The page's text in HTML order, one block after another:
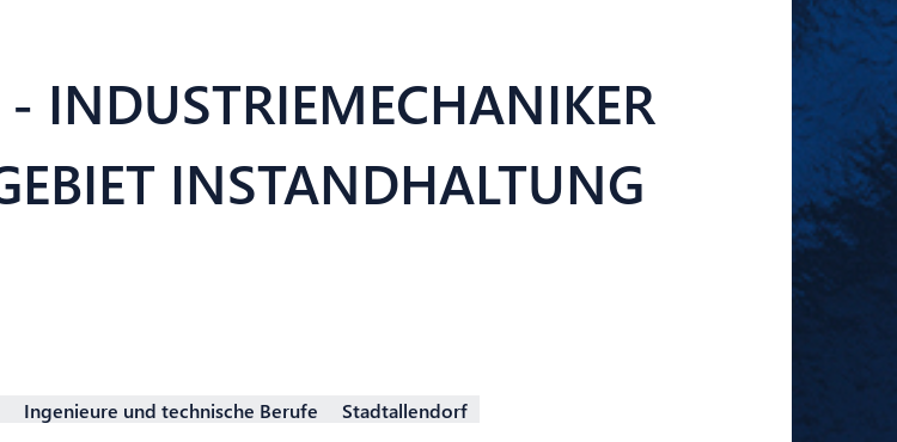
INDUSTRIEMECHANIKER
INSTANDHALTUNG
Ingenieure und technische Berufe Stadtallendorf